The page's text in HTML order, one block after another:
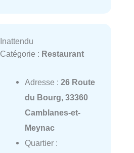
Inattendu
Catégorie : Restaurant
Adresse : 26 Route
du Bourg, 33360
Camblanes-et-
Meynac
Quartier :